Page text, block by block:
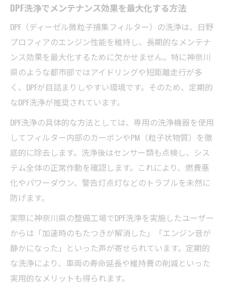
DPF洗浄でメンテナンス効果を最大化する方法
DPF（ディーゼル微粒子捕集フィルター）の洗浄は、日野
プロフィアのエンジン性能を維持し、長期的なメンテナ
ンス効果を最大化するために欠かせません。特に神奈川
県のような都市部ではアイドリングや短距離走行が多
く、DPFが目詰まりしやすい環境です。そのため、定期的
なDPF洗浄が推奨されています。
DPF洗浄の具体的な方法としては、専用の洗浄機器を使用
してフィルター内部のカーボンやPM（粒子状物質）を徹
底的に除去します。洗浄後はセンサー類も点検し、シス
テム全体の正常作動を確認します。これにより、燃費悪
化やパワーダウン、警告灯点灯などのトラブルを未然に
防げます。
実際に神奈川県の整備工場でDPF洗浄を実施したユーザー
からは「加速時のもたつきが解消した」「エンジン音が
静かになった」といった声が寄せられています。定期的
な洗浄により、車両の寿命延長や維持費の削減といった
実用的なメリットも得られます。